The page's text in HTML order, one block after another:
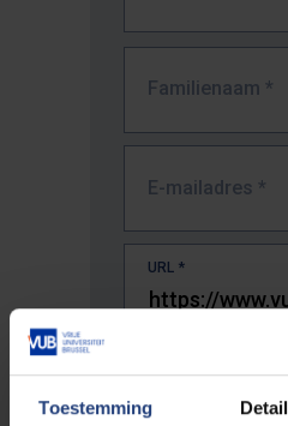
Toestemming
Familienaam *
E-mailadres *
URL *
De volledige URL van de